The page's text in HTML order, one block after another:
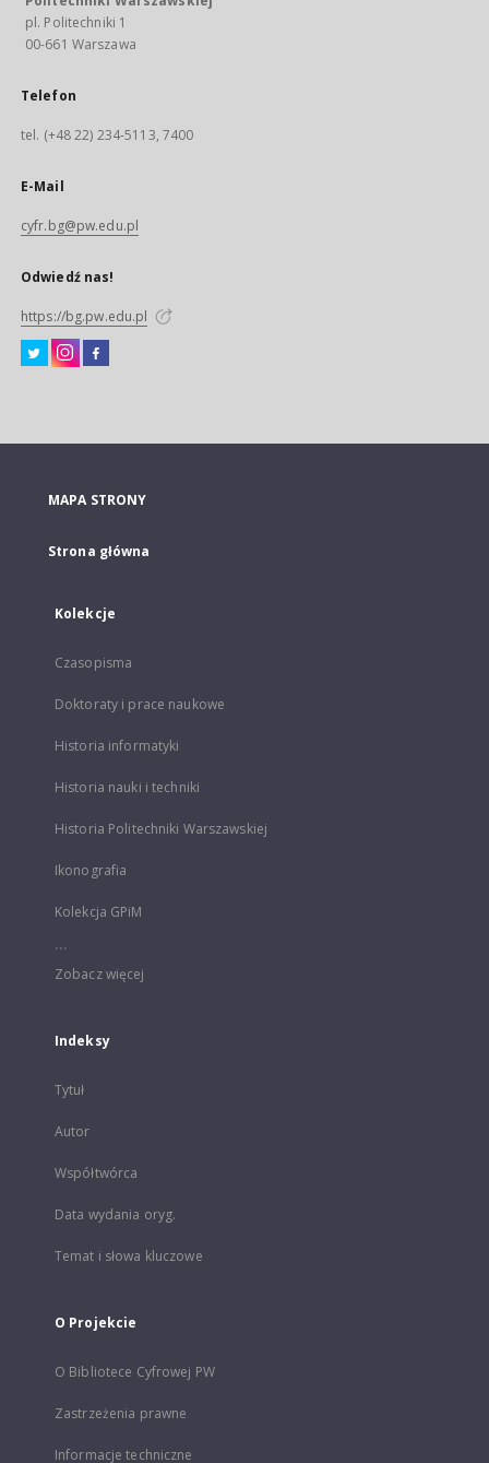
pl. Politechniki 1
00-661 Warszawa
Telefon
tel. (+48 22) 234-5113, 7400
E-Mail
cyfr.bg@pw.edu.pl
Odwiedź nas!
https://bg.pw.edu.pl
MAPA STRONY
Strona główna
Kolekcje
Czasopisma
Doktoraty i prace naukowe
Historia informatyki
Historia nauki i techniki
Historia Politechniki Warszawskiej
Ikonografia
Kolekcja GPiM
...
Zobacz więcej
Indeksy
Tytuł
Autor
Współtwórca
Data wydania oryg.
Temat i słowa kluczowe
O Projekcie
O Bibliotece Cyfrowej PW
Zastrzeżenia prawne
Informacje techniczne